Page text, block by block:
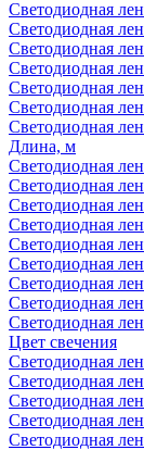
Светодиодная
Светодиодная
Светодиодная
Светодиодная
Светодиодная
Светодиодная
Светодиодная
Длина, м
Светодиодная
Светодиодная
Светодиодная
Светодиодная
Светодиодная
Светодиодная
Светодиодная
Светодиодная
Светодиодная
Цвет свечения
Светодиодная
Светодиодная
Светодиодная
Светодиодная
Светодиодная